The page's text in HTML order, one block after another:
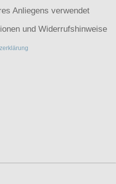
Anliegens verwendet
und Widerrufshinweise